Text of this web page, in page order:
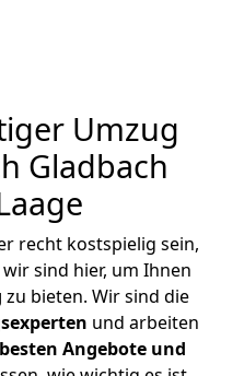
Umzug
Gladbach
recht kostspielig sein,
sind hier, um Ihnen
zu bieten. Wir sind die
und arbeiten
Angebote und